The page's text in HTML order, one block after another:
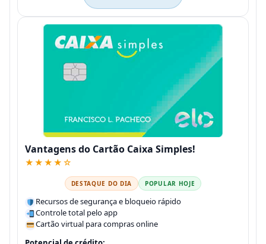
Vantagens do Cartão Caixa Simples!
★★★★☆
DESTAQUE DO DIA POPULAR HOJE
Recursos de segurança e bloqueio rápido
Controle total pelo app
Cartão virtual para compras online